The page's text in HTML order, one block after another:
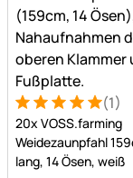
Bewertung: 5
1 Bewertung (1)
20x VOSS.farming
Weidezaunpfahl
lang, 14 Ösen, weiß